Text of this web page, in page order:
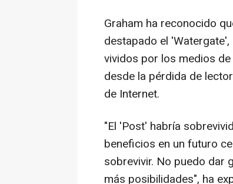
Graham ha reconocido
destapado el
vividos por los medios
desde la pérdida de
de Internet.
"El 'Post' habría
beneficios en un futuro
sobrevivir. No puedo dar
más posibilidades", ha